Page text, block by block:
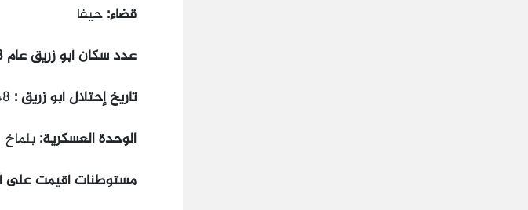
قضاء: حيفا
عدد سكان أبو زريق عام 1948:
تاريخ إحتلال أبو زريق :
الوحدة العسكرية: بلماخ
مستوطنات أقيمت على